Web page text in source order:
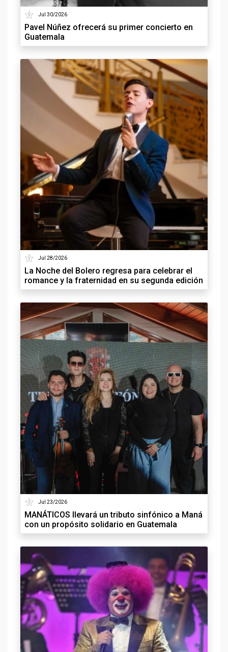
Jul 30/2026
Pavel Núñez ofrecerá su primer concierto en
Guatemala
Jul 28/2026
La Noche del Bolero regresa para celebrar el
romance y la fraternidad en su segunda edición
Jul 23/2026
MANÁTICOS llevará un tributo sinfónico a Maná
con un propósito solidario en Guatemala